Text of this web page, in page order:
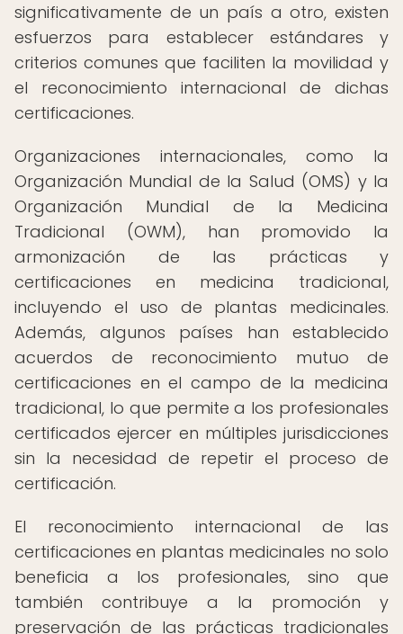
significativamente de un país a otro, existen
esfuerzos para establecer estándares y
criterios comunes que faciliten la movilidad y
el reconocimiento internacional de dichas
certificaciones.
Organizaciones internacionales, como la
Organización Mundial de la Salud (OMS) y la
Organización Mundial de la Medicina
Tradicional (OWM), han promovido la
armonización de las prácticas y
certificaciones en medicina tradicional,
incluyendo el uso de plantas medicinales.
Además, algunos países han establecido
acuerdos de reconocimiento mutuo de
certificaciones en el campo de la medicina
tradicional, lo que permite a los profesionales
certificados ejercer en múltiples jurisdicciones
sin la necesidad de repetir el proceso de
certificación.
El reconocimiento internacional de las
certificaciones en plantas medicinales no solo
beneficia a los profesionales, sino que
también contribuye a la promoción y
preservación de las prácticas tradicionales